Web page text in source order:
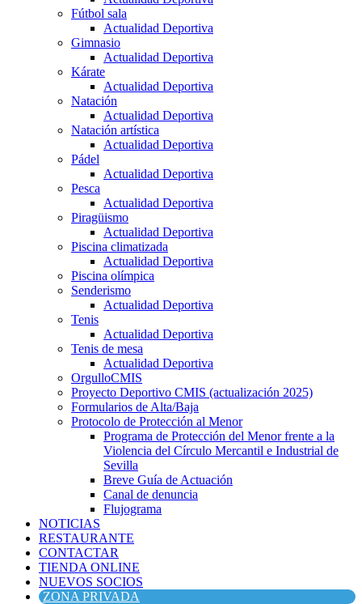
Fútbol sala
Actualidad Deportiva
Gimnasio
Actualidad Deportiva
Kárate
Actualidad Deportiva
Natación
Actualidad Deportiva
Natación artística
Actualidad Deportiva
Pádel
Actualidad Deportiva
Pesca
Actualidad Deportiva
Piragüismo
Actualidad Deportiva
Piscina climatizada
Actualidad Deportiva
Piscina olímpica
Senderismo
Actualidad Deportiva
Tenis
Actualidad Deportiva
Tenis de mesa
Actualidad Deportiva
OrgulloCMIS
Proyecto Deportivo CMIS (actualización 2025)
Formularios de Alta/Baja
Protocolo de Protección al Menor
Programa de Protección del Menor frente a la
Violencia del Círculo Mercantil e Industrial de
Sevilla
Breve Guía de Actuación
Canal de denuncia
Flujograma
NOTICIAS
RESTAURANTE
CONTACTAR
TIENDA ONLINE
NUEVOS SOCIOS
ZONA PRIVADA